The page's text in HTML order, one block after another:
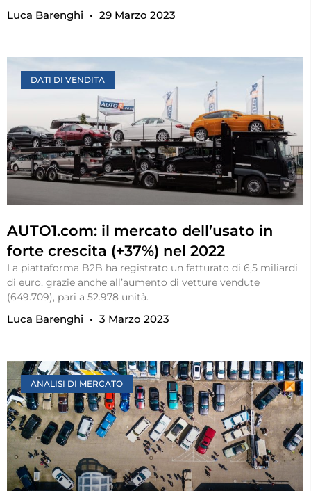
Luca Barenghi 29 Marzo 2023
DATI DI VENDITA
AUTO1.com: il mercato dell’usato in
forte crescita (+37%) nel 2022
La piattaforma B2B ha registrato un fatturato di 6,5 miliardi
di euro, grazie anche all’aumento di vetture vendute
(649.709), pari a 52.978 unità.
Luca Barenghi 3 Marzo 2023
ANALISI DI MERCATO